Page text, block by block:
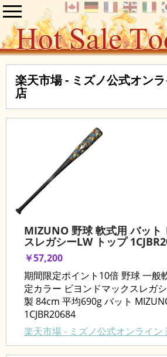
楽天市場 - ミズノ公式オン
店
MIZUNO 野球 軟式用 バット
スレガシーLW トップ
￥57,200
期間限定ポイント10倍 野球 一般
定カラー ビヨンドマックスレガ
製 84cm 平均690g バット
1CJBR20684
楽天市場 - ミズノ公式オンライン